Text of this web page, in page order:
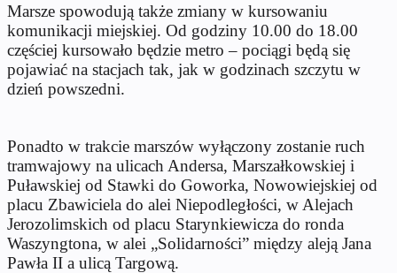
Marsze spowodują także zmiany w kursowaniu
komunikacji miejskiej. Od godziny 10.00 do 18.00
częściej kursowało będzie metro – pociągi będą się
pojawiać na stacjach tak, jak w godzinach szczytu w
dzień powszedni.
Ponadto w trakcie marszów wyłączony zostanie ruch
tramwajowy na ulicach Andersa, Marszałkowskiej i
Puławskiej od Stawki do Goworka, Nowowiejskiej od
placu Zbawiciela do alei Niepodległości, w Alejach
Jerozolimskich od placu Starynkiewicza do ronda
Waszyngtona, w alei „Solidarności” między aleją Jana
Pawła II a ulicą Targową.